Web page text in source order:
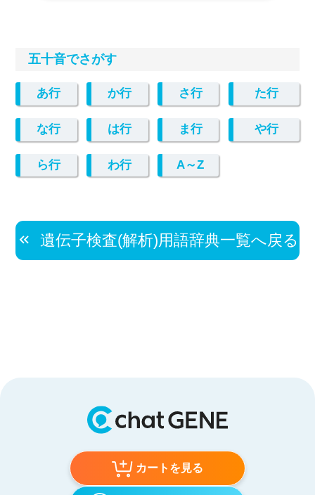
五十音でさがす
あ行 か行 さ行 た行
な行 は行 ま行 や行
ら行 わ行 A～Z
遺伝子検査(解析)用語辞典一覧へ戻る
カートを見る